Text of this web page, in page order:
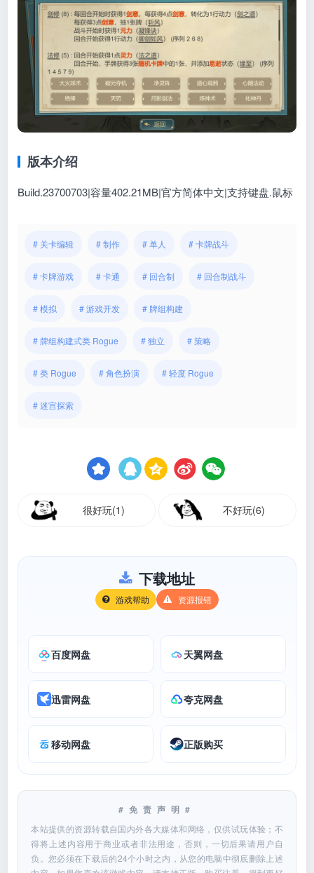
版本介绍
Build.23700703|容量402.21MB|官方简体中文|支持键盘.鼠标
# 关卡编辑 # 制作 # 单人 # 卡牌战斗
# 卡牌游戏 # 卡通 # 回合制 # 回合制战斗
# 模拟 # 游戏开发 # 牌组构建
# 牌组构建式类 Rogue # 独立 # 策略
# 类 Rogue # 角色扮演 # 轻度 Rogue
# 迷宫探索
很好玩(1) 不好玩(6)
下载地址
游戏帮助 资源报错
百度网盘 天翼网盘
迅雷网盘 夸克网盘
移动网盘 正版购买
#免责声明#
本站提供的资源转载自国内外各大媒体和网络，仅供试玩体验；不
得将上述内容用于商业或者非法用途，否则，一切后果请用户自
负。您必须在下载后的24个小时之内，从您的电脑中彻底删除上述